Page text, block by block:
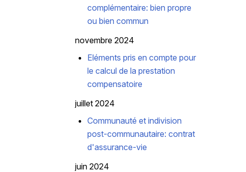
complémentaire: bien propre
ou bien commun
novembre 2024
Eléments pris en compte pour
le calcul de la prestation
compensatoire
juillet 2024
Communauté et indivision
post-communautaire: contrat
d'assurance-vie
juin 2024